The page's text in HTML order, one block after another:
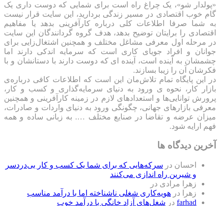
«پولدار شو»، یک چراغ راه است برای شمایی که دوست داری یک
گام خوب اقتصادی در مسیر زندگی بردارید، این سایت قرار نیست
به شما صرفا اطلاعات کلی درباره کارآفرینی بدهد یا مفاهیم
اقتصادی را برایتان توضیح بدهد، هدف گروه گردانندگان این سایت
در مرحله اول معرفی مشاغل مختلف و همچنین اشتغال‌زایی برای
جوانان و افراد جویای کاری است که سرمایه اندکی دارند اما
چشمشان به آینده است، آینده ای که دوست دارند با دستانشان و با
فکرشان آن را زیبا بسازند.
در این پایگاه تمام تلاش‌مان این است که ‌اطلاعات کافی درباره‌ی
بازار کار، نحوه ی ورود به دنیای سرمایه‌گذاری و کسب و کار،
پرورش توانایی‌ها و استعدادهای لازم در زمینه کارآفرینی و همچنین
معرفی بازارهای جهانی، چگونگی ورود به دنیای واردات و صادرات،
میزان عرضه و تقاضا در صنایع مختلف …. به زبانی ساده و همه
فهم ارایه شود.
آخرین دیدگاه ها
احسان در سرکه‌هایی که برای شما یک کسب و کار بی‌دردسر
و شیرین راه اندازی می‌کنند
زهرا مرادی در
زهرا
در هویه‌کاری شغلی ناشناخته اما با درآمد مناسب
farhad در شغل‌های آزاد خانگی با درآمد خوب